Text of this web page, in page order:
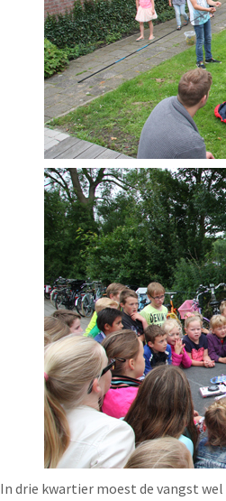
In drie kwartier moest de vangst